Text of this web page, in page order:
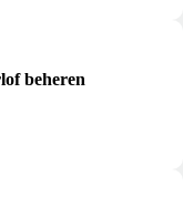
beheren